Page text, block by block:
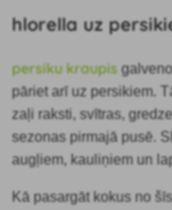
hlorella uz
persiku kraupis
pāriet arī uz persikiem.
zaļi raksti, svītras,
sezonas pirmajā pusē.
augļiem, kauliņiem un
Kā pasargāt kokus no